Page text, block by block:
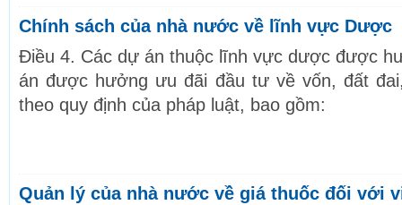
Chính sách của nhà nước về lĩnh vực Dược
Điều 4. Các dự án thuộc lĩnh vực dược được
án được hưởng ưu đãi đầu tư về vốn, đất
theo quy định của pháp luật, bao gồm:
Quản lý của nhà nước về giá thuốc đối với